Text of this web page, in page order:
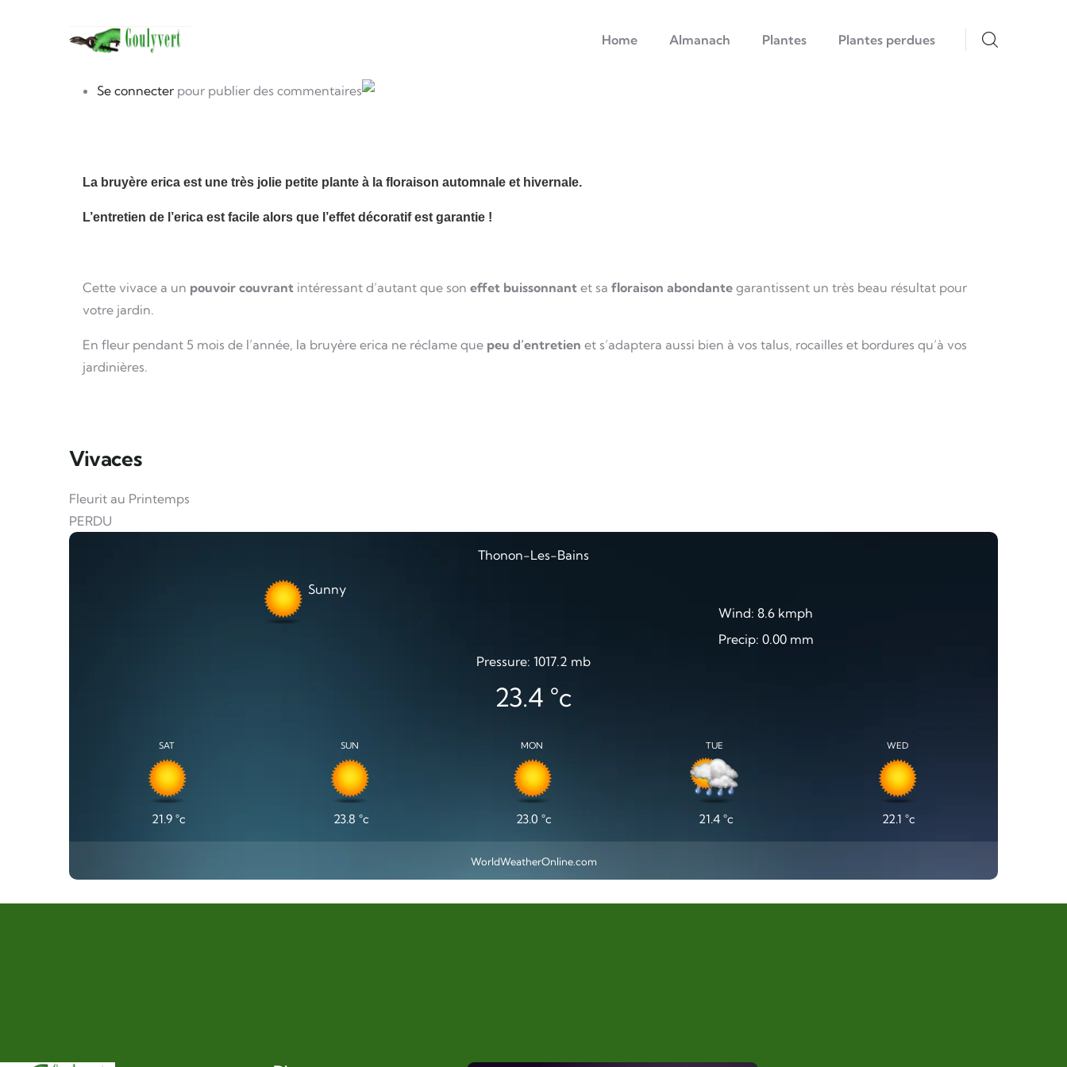
Home Almanach Plantes Plantes perdues
Se connecter pour publier des commentaires
photo
Image
La bruyère erica est une très jolie petite plante à la floraison automnale et hivernale.
L’entretien de l’erica est facile alors que l’effet décoratif est garantie !
Cette vivace a un pouvoir couvrant intéressant d’autant que son effet buissonnant et sa floraison abondante garantissent un très beau résultat pour
votre jardin.
En fleur pendant 5 mois de l’année, la bruyère erica ne réclame que peu d’entretien et s’adaptera aussi bien à vos talus, rocailles et bordures qu’à vos
jardinières.
Vivaces
Fleurit au Printemps
PERDU
Thonon-Les-Bains
Sunny
Wind: 8.6 kmph
Precip: 0.00 mm
Pressure: 1017.2 mb
23.4 °c
SAT
21.9°c
SUN
23.8 °c
MON
23.0 °c
TUE
21.4 °c
WED
22.1 °c
WorldWeatherOnline.com